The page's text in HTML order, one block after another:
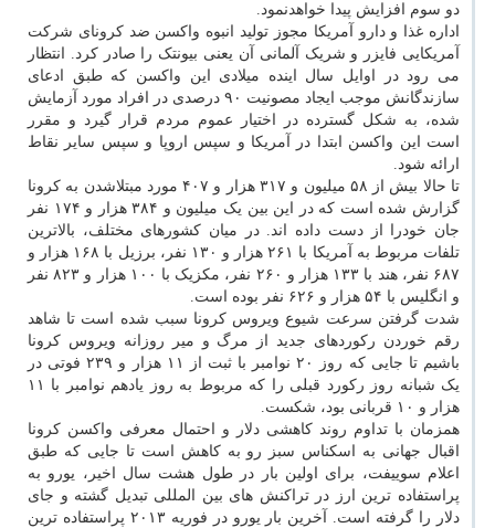
دو سوم افزایش پیدا خواهدنمود.
اداره غذا و دارو آمریکا مجوز تولید انبوه واکسن ضد کرونای شرکت
آمریکایی فایزر و شریک آلمانی آن یعنی بیونتک را صادر کرد. انتظار
می رود در اوایل سال اینده میلادی این واکسن که طبق ادعای
سازندگانش موجب ایجاد مصونیت ۹۰ درصدی در افراد مورد آزمایش
شده، به شکل گسترده در اختیار عموم مردم قرار گیرد و مقرر
است این واکسن ابتدا در آمریکا و سپس اروپا و سپس سایر نقاط
ارائه شود.
تا حالا بیش از ۵۸ میلیون و ۳۱۷ هزار و ۴۰۷ مورد مبتلاشدن به کرونا
گزارش شده است که در این بین یک میلیون و ۳۸۴ هزار و ۱۷۴ نفر
جان خودرا از دست داده اند. در میان کشورهای مختلف، بالاترین
تلفات مربوط به آمریکا با ۲۶۱ هزار و ۱۳۰ نفر، برزیل با ۱۶۸ هزار و
۶۸۷ نفر، هند با ۱۳۳ هزار و ۲۶۰ نفر، مکزیک با ۱۰۰ هزار و ۸۲۳ نفر
و انگلیس با ۵۴ هزار و ۶۲۶ نفر بوده است.
شدت گرفتن سرعت شیوع ویروس کرونا سبب شده است تا شاهد
رقم خوردن رکوردهای جدید از مرگ و میر روزانه ویروس کرونا
باشیم تا جایی که روز ۲۰ نوامبر با ثبت از ۱۱ هزار و ۲۳۹ فوتی در
یک شبانه روز رکورد قبلی را که مربوط به روز یادهم نوامبر با ۱۱
هزار و ۱۰ قربانی بود، شکست.
همزمان با تداوم روند کاهشی دلار و احتمال معرفی واکسن کرونا
اقبال جهانی به اسکناس سبز رو به کاهش است تا جایی که طبق
اعلام سوییفت، برای اولین بار در طول هشت سال اخیر، یورو به
پراستفاده ترین ارز در تراکنش های بین المللی تبدیل گشته و جای
دلار را گرفته است. آخرین بار یورو در فوریه ۲۰۱۳ پراستفاده ترین